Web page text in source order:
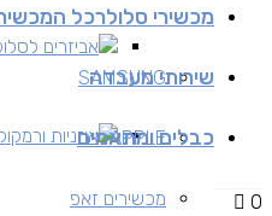
אביזרים
אוזניות
מכשירי סלולרכל
SAMSUNG
APPLE
מכשירים זאפ
שירותי מעבדה
כבלים ומתאמים
0